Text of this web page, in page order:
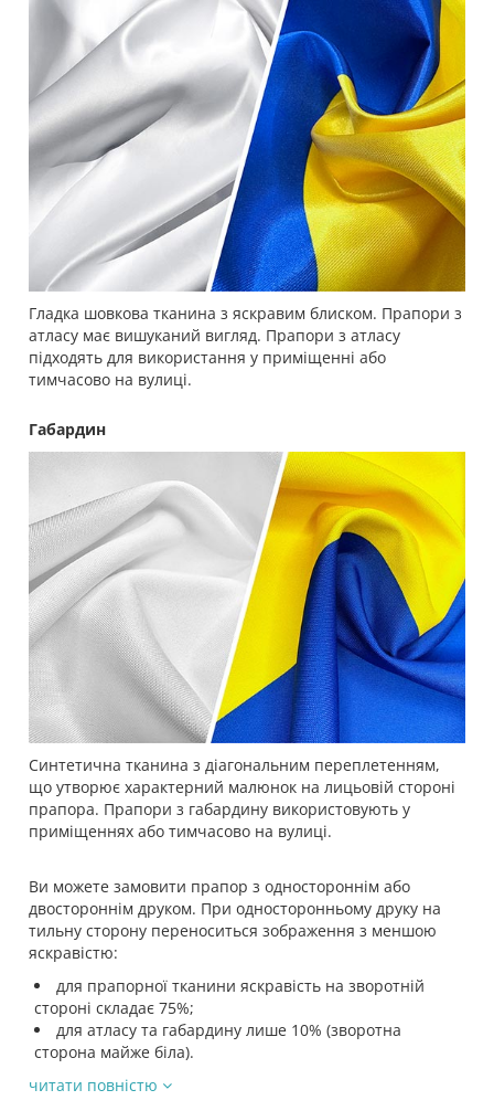
Гладка шовкова тканина з яскравим блиском. Прапори з
атласу має вишуканий вигляд. Прапори з атласу
підходять для використання у приміщенні або
тимчасово на вулиці.
Габардин
Синтетична тканина з діагональним переплетенням,
що утворює характерний малюнок на лицьовій стороні
прапора. Прапори з габардину використовують у
приміщеннях або тимчасово на вулиці.
Ви можете замовити прапор з одностороннім або
двостороннім друком. При односторонньому друку на
тильну сторону переноситься зображення з меншою
яскравістю:
для прапорної тканини яскравість на зворотній
стороні складає 75%;
для атласу та габардину лише 10% (зворотна
сторона майже біла).
читати повністю